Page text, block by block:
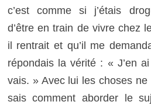
c’est comme si j’étais
d’être en train de vivre chez
il rentrait et qu’il me
répondais la vérité : « J’en
vais. » Avec lui les choses
sais comment aborder le